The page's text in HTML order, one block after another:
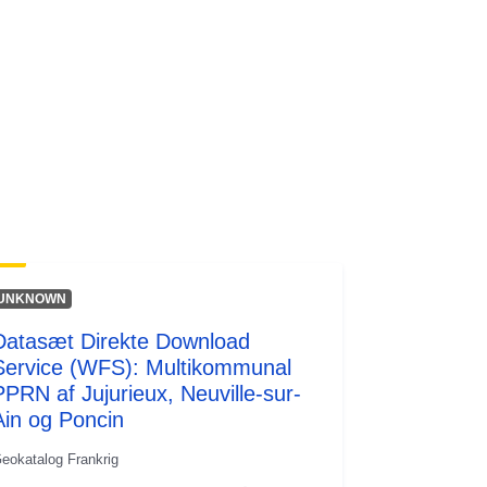
Direkte Download
(WFS): Multikommunal
af Jujurieux, Neuville-sur-
og Poncin
Frankrig